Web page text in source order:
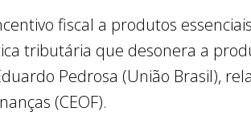
fiscal a produtos
tributária que desonera a
Pedrosa (União Brasil),
(CEOF).